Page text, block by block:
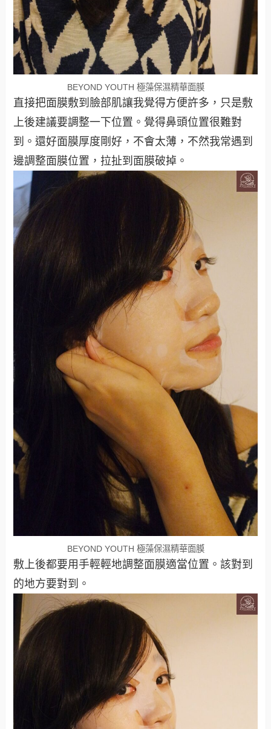
BEYOND YOUTH 極藻保濕精華面膜
直接把面膜敷到臉部肌讓我覺得方便許多，只是敷
上後建議要調整一下位置。覺得鼻頭位置很難對
到。還好面膜厚度剛好，不會太薄，不然我常遇到
邊調整面膜位置，拉扯到面膜破掉。
BEYOND YOUTH 極藻保濕精華面膜
敷上後都要用手輕輕地調整面膜適當位置。該對到
的地方要對到。